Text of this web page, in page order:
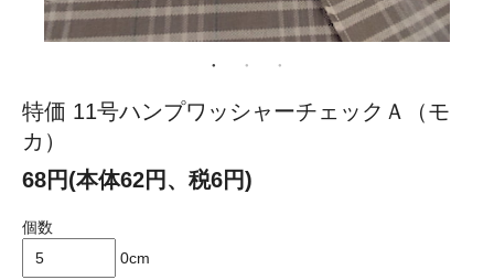
特価 11号ハンプワッシャーチェックＡ（モ
カ）
68円(本体62円、税6円)
個数
0cm